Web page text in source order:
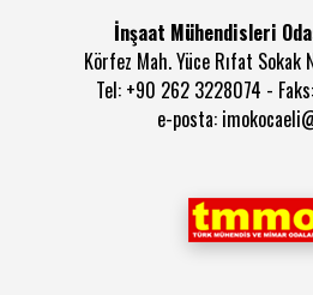
İnşaat Mühendisleri
Körfez Mah. Yüce Rıfat
Tel: +90 262 3228074 -
e-posta: